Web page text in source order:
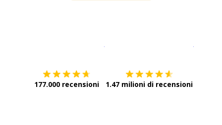
177.000 recensioni 1.47 milioni di recensioni